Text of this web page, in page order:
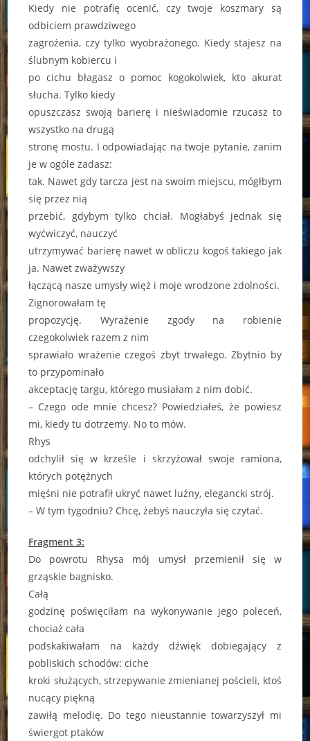
Kiedy nie potrafię ocenić, czy twoje koszmary są
odbiciem prawdziwego
zagrożenia, czy tylko wyobrażonego. Kiedy stajesz na
ślubnym kobiercu i
po cichu błagasz o pomoc kogokolwiek, kto akurat
słucha. Tylko kiedy
opuszczasz swoją barierę i nieświadomie rzucasz to
wszystko na drugą
stronę mostu. I odpowiadając na twoje pytanie, zanim
je w ogóle zadasz:
tak. Nawet gdy tarcza jest na swoim miejscu, mógłbym
się przez nią
przebić, gdybym tylko chciał. Mogłabyś jednak się
wyćwiczyć, nauczyć
utrzymywać barierę nawet w obliczu kogoś takiego jak
ja. Nawet zważywszy
łączącą nasze umysły więź i moje wrodzone zdolności.
Zignorowałam tę
propozycję. Wyrażenie zgody na robienie
czegokolwiek razem z nim
sprawiało wrażenie czegoś zbyt trwałego. Zbytnio by
to przypominało
akceptację targu, którego musiałam z nim dobić.
– Czego ode mnie chcesz? Powiedziałeś, że powiesz
mi, kiedy tu dotrzemy. No to mów.
Rhys
odchylił się w krześle i skrzyżował swoje ramiona,
których potężnych
mięśni nie potrafił ukryć nawet luźny, elegancki strój.
– W tym tygodniu? Chcę, żebyś nauczyła się czytać.
Fragment 3:
Do powrotu Rhysa mój umysł przemienił się w
grząskie bagnisko.
Całą
godzinę poświęciłam na wykonywanie jego poleceń,
chociaż cała
podskakiwałam na każdy dźwięk dobiegający z
pobliskich schodów: ciche
kroki służących, strzepywanie zmienianej pościeli, ktoś
nucący piękną
zawiłą melodię. Do tego nieustannie towarzyszył mi
świergot ptaków